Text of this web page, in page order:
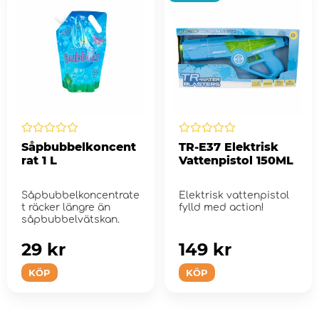
Såpbubbelkoncent
rat 1 L
Såpbubbelkoncentrate
t räcker längre än
såpbubbelvätskan.
KÖP
29 kr
TR-E37 Elektrisk
Vattenpistol 150ML
Elektrisk vattenpistol
fylld med action!
KÖP
149 kr